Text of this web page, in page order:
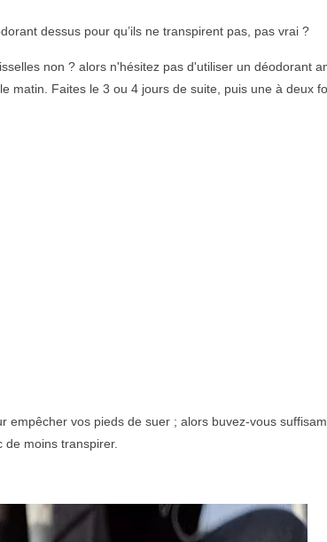
dessus pour qu’ils ne transpirent pas, pas vrai ?
non ? alors n'hésitez pas d'utiliser un déodorant
matin. Faites le 3 ou 4 jours de suite, puis une à deux
empêcher vos pieds de suer ; alors buvez-vous
moins transpirer.